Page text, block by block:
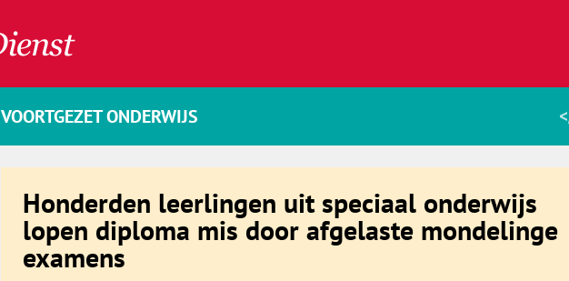
VOORTGEZET ONDERWIJS
Honderden leerlingen uit speciaal onderwijs
lopen diploma mis door afgelaste mondelinge
examens